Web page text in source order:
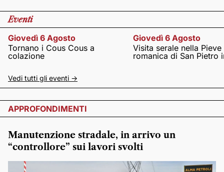
Eventi
Giovedì 6 Agosto
Tornano i Cous Cous a
colazione
Giovedì 6 Agosto
Visita serale nella Pieve
romanica di San Pietro
Vedi tutti gli eventi ->
APPROFONDIMENTI
Manutenzione stradale, in arrivo un
“controllore” sui lavori svolti